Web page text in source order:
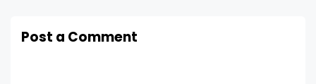
Post a Comment